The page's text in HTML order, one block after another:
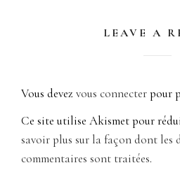
LEAVE A
Vous devez vous connecterpour
Ce site utilise Akismet pour
savoir plus sur la façon dont les
commentaires sont traitées.